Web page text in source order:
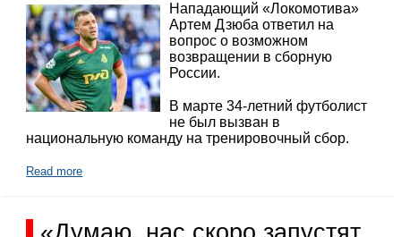
Нападающий «Локомотива»
Артем Дзюба ответил на
вопрос о возможном
возвращении в сборную
России.
В марте 34-летний футболист
не был вызван в
национальную команду на тренировочный сбор.
Read more